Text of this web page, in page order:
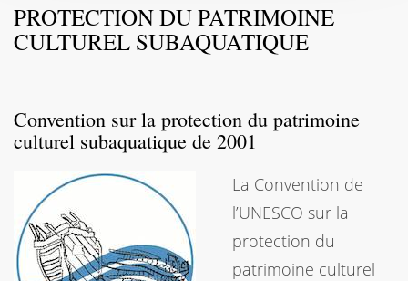
PROTECTION DU PATRIMOINE
CULTUREL SUBAQUATIQUE
Convention sur la protection du patrimoine
culturel subaquatique de 2001
La Convention de
l’UNESCO sur la
protection du
patrimoine culturel